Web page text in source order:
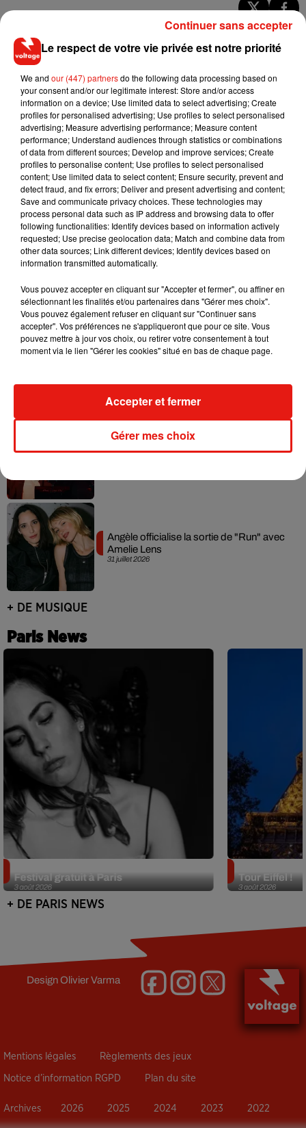
7 août 2026
Angèle et Amélie Lens dévoilent leur
collaboration tant attendue
6 août 2026
Il y a 10 ans, DJ Snake changeait de
dimension avec son premier...
3 août 2026
Fred again.. et Latin Mafia dévoilent enfin
Swedish House Mafia et Lykke Li
31 juillet 2026
Angèle officialise la sortie de "Run" avec
Amelie Lens
+ DE MUSIQUE
Paris News
3 août 2026
Festival gratuit à Paris
3 août 2026
Tour Eiffel !
+ DE PARIS NEWS
DesignOlivier Varma
Mentions légales Règlements des jeux
Notice d’information RGPD Plan du site
Archives 2026 2025 2024 2023 2022
Le respect de votre vie privée est notre priorité
We and our (447) partnersdo the following data processing based on
your consent and/or our legitimate interest: Store and/or access
information on a device; Use limited data to select advertising; Create
profiles for personalised advertising; Use profiles to select personalised
advertising; Measure advertising performance; Measure content
performance; Understand audiences through statistics or combinations
of data from different sources; Develop and improve services; Create
profiles to personalise content; Use profiles to select personalised
content; Use limited data to select content; Ensure security, prevent and
detect fraud, and fix errors; Deliver and present advertising and content;
Save and communicate privacy choices. These technologies may
process personal data such as IP address and browsing data to offer
following functionalities: Identify devices based on information actively
requested; Use precise geolocation data; Match and combine data from
other data sources; Link different devices; Identify devices based on
information transmitted automatically.
Vous pouvez accepter en cliquant sur "Accepter et fermer", ou affiner en
sélectionnant les finalités et/ou partenaires dans "Gérer mes choix".
Vous pouvez également refuser en cliquant sur "Continuer sans
accepter". Vos préférences ne s'appliqueront que pour ce site. Vous
pouvez mettre à jour vos choix, ou retirer votre consentement à tout
moment via le lien "Gérer les cookies" situé en bas de chaque page.
Gérer mes choix
Accepter et fermer
Continuer sans accepter